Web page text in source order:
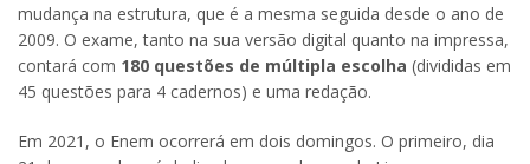
mudança na estrutura, que é a mesma seguida desde o ano de
2009. O exame, tanto na sua versão digital quanto na impressa,
contará com 180 questões de múltipla escolha (divididas em
45 questões para 4 cadernos) e uma redação.
Em 2021, o Enem ocorrerá em dois domingos. O primeiro, dia